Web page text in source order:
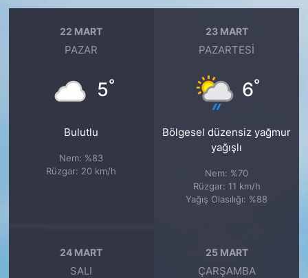
22 MART
PAZAR
5°
Bulutlu
Nem: %83
Rüzgar: 20 km/h
23 MART
PAZARTESI
6°
Bölgesel düzensiz yağmur
yağışlı
Nem: %70
Rüzgar: 11 km/h
Yağış Olasılığı: %88
24 MART
SALI
25 MART
ÇARŞAMBA